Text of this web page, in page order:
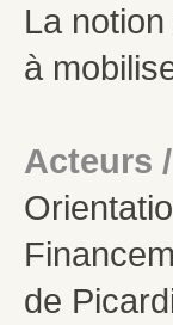
La
à
Acteurs
de